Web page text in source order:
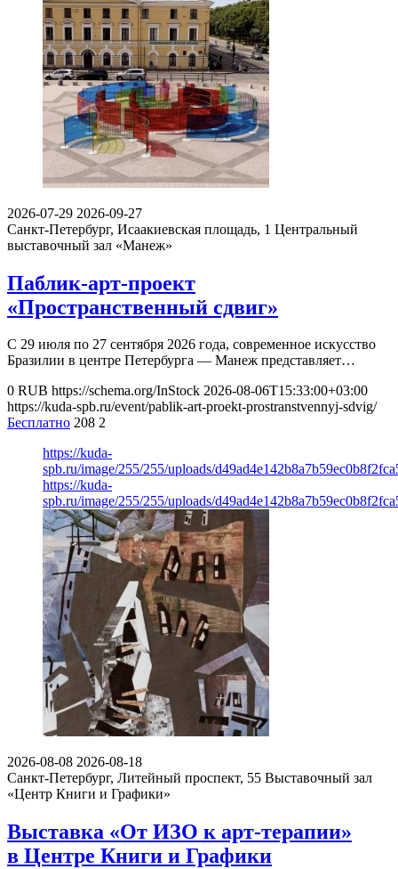
2026-07-29 2026-09-27
Санкт-Петербург, Исаакиевская площадь, 1 Центральный
выставочный зал «Манеж»
Паблик-арт-проект
«Пространственный сдвиг»
С 29 июля по 27 сентября 2026 года, современное искусство
Бразилии в центре Петербурга — Манеж представляет…
0 RUB https://schema.org/InStock 2026-08-06T15:33:00+03:00
https://kuda-spb.ru/event/pablik-art-proekt-prostranstvennyj-sdvig/
Бесплатно 208 2
https://kuda-
spb.ru/image/255/255/uploads/
https://kuda-
spb.ru/image/255/255/uploads/
2026-08-08 2026-08-18
Санкт-Петербург, Литейный проспект, 55 Выставочный зал
«Центр Книги и Графики»
Выставка «От ИЗО к арт-терапии»
в Центре Книги и Графики